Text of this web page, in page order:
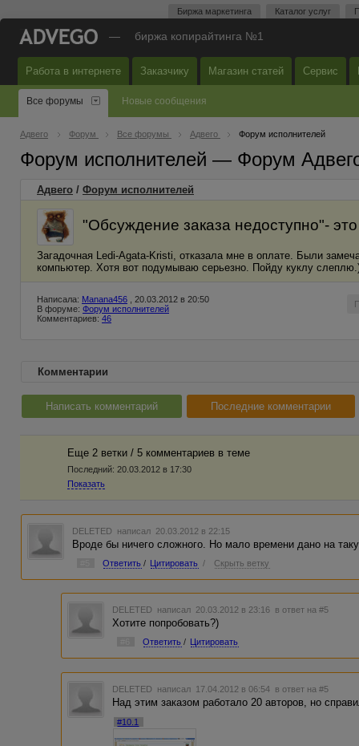
Биржа маркетинга Каталог услуг
— биржа копирайтинга №1
Работа в интернете Заказчику Магазин статей Сервис
Все форумы Новые сообщения
Адвего Форум Все форумы Адвего Форум исполнителей
Форум исполнителей — Форум
Адвего / Форум исполнителей
"Обсуждение заказа недоступно"-
Загадочная Ledi-Agata-Kristi, отказала мне в оплате. Были
компьютер. Хотя вот подумываю серьезно. Пойду куклу
Написала: Manana456 , 20.03.2012 в 20:50
В форуме: Форум исполнителей
Комментариев: 46
Комментарии
Написать комментарий Последние комментарии
Еще 2 ветки / 5 комментариев в темe
Последний: 20.03.2012 в 17:30
Показать
DELETED написал 20.03.2012 в 22:15
Вроде бы ничего сложного. Но мало времени дано на
Ответить / Цитировать / Скрыть ветку
DELETED написал 20.03.2012 в 23:16 в ответ на #5
Хотите попробовать?)
Ответить / Цитировать
DELETED написал 17.04.2012 в 06:54 в ответ на #5
Над этим заказом работало 20 авторов, но
#10.1